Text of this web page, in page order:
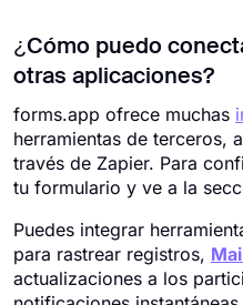
¿Cómo puedo
otras aplicaciones?
forms.app ofrece muchas
herramientas de terceros,
través de Zapier. Para
tu formulario y ve a la
Puedes integrar
para rastrear registros,
actualizaciones a los